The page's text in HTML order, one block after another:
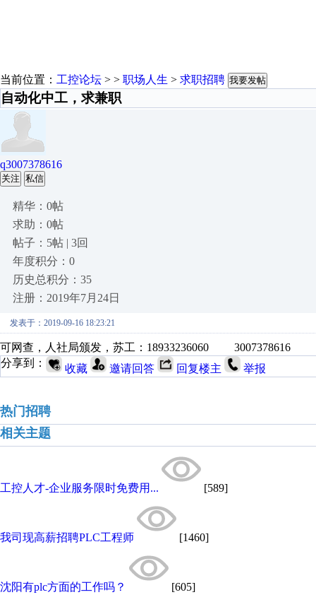
当前位置： 工控论坛 > > 职场人生 > 求职招聘 我要发帖
自动化中工，求兼职
q3007378616
关注 私信
精华：0帖
求助：0帖
帖子：5帖 | 3回
年度积分：0
历史总积分：35
注册：2019年7月24日
发表于：2019-09-16 18:23:21
可网查，人社局颁发，苏工：18933236060 3007378616
分享到：
收藏 邀请回答 回复楼主 举报
热门招聘
相关主题
工控人才-企业服务限时免费用... [589]
我司现高薪招聘PLC工程师 [1460]
沈阳有plc方面的工作吗？ [605]